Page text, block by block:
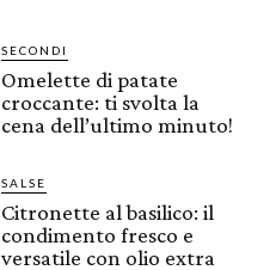
SECONDI
Omelette di patate
croccante: ti svolta la
cena dell’ultimo minuto!
SALSE
Citronette al basilico: il
condimento fresco e
versatile con olio extra